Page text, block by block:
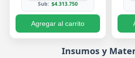
Sub: $4.313.750
Agregar al carrito
Insumos y